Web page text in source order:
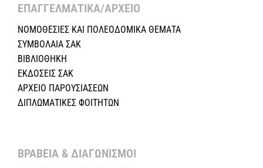
ΕΠΑΓΓΕΛΜΑΤΙΚΑ/ΑΡΧΕΙΟ ​
ΝΟΜΟΘΕΣΙΕΣ KAI ΠΟΛΕΟΔΟΜΙΚΑ ΘΕΜΑΤΑ
ΣΥΜΒΟΛΑΙΑ ΣΑΚ
ΒΙΒΛΙΟΘΗΚΗ
ΕΚΔΟΣΕΙΣ ΣΑΚ
ΑΡΧΕΙΟ ΠΑΡΟΥΣΙΑΣΕΩΝ
ΔΙΠΛΩΜΑΤΙΚΕΣ ΦΟΙΤΗΤΩΝ
ΒΡΑΒΕΙΑ & ΔΙΑΓΩΝΙΣΜΟΙ ​